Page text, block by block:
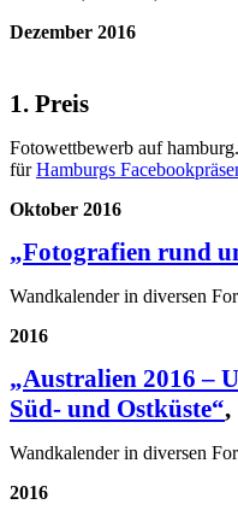
Dezember 2016
1. Preis
Fotowettbewerb auf
fürHamburgs
Oktober 2016
„Fotografien rund
Wandkalender in diversen
2016
„Australien 2016 –
Süd- und Ostküste“,
Wandkalender in diversen
2016